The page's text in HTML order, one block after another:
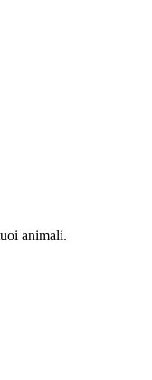
animali.